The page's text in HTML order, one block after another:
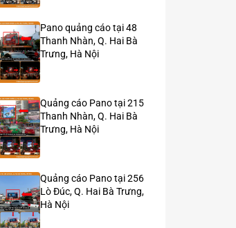
Pano quảng cáo tại 48
Thanh Nhàn, Q. Hai Bà
Trưng, Hà Nội
Quảng cáo Pano tại 215
Thanh Nhàn, Q. Hai Bà
Trưng, Hà Nội
Quảng cáo Pano tại 256
Lò Đúc, Q. Hai Bà Trưng,
Hà Nội